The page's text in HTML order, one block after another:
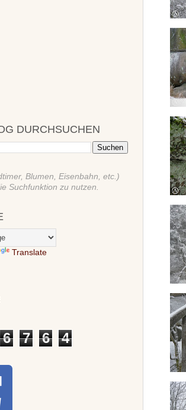
DURCHSUCHEN
Blumen, Eisenbahn, etc.)
Suchfunktion zu nutzen.
Translate
6 7 6 4